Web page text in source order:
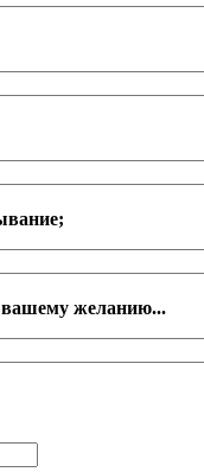
вашему желанию...